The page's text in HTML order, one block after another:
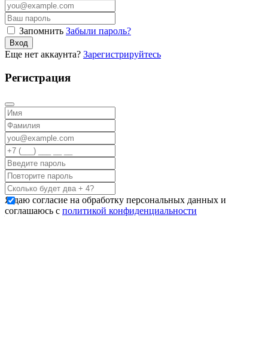
Запомнить Забыли пароль?
Вход
Еще нет аккаунта? Зарегистрируйтесь
Регистрация
Я даю согласие на обработку персональных данных и
соглашаюсь с политикой конфиденциальности